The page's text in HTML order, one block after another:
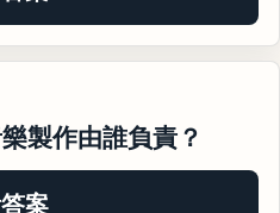
製作由誰負責？
案